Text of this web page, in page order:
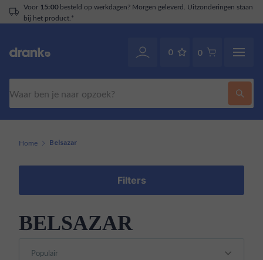
Voor 15:00besteld op werkdagen? Morgen geleverd. Uitzonderingen staan
bij het product.*
0 0
Home Belsazar
Filters
BELSAZAR